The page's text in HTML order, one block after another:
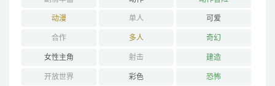
动漫 单人 可爱
合作 多人 奇幻
女性主角 射击 建造
开放世界 彩色 恐怖